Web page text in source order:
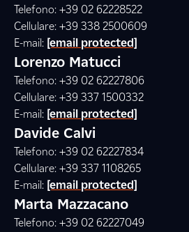
Telefono: +39 02 62228522
Cellulare: +39 338 2500609
E-mail: [email protected]
Lorenzo Matucci
Telefono: +39 02 62227806
Cellulare: +39 337 1500332
E-mail: [email protected]
Davide Calvi
Telefono: +39 02 62227834
Cellulare: +39 337 1108265
E-mail: [email protected]
Marta Mazzacano
Telefono: +39 02 62227049